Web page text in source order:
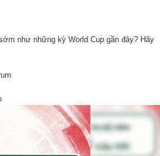
như những kỳ World Cup gần đây? Hãy